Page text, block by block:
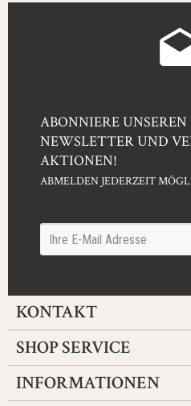
ABONNIERE
NEWSLETTER UND
AKTIONEN!
ABMELDEN JEDERZEIT
KONTAKT
SHOP SERVICE
INFORMATIONEN